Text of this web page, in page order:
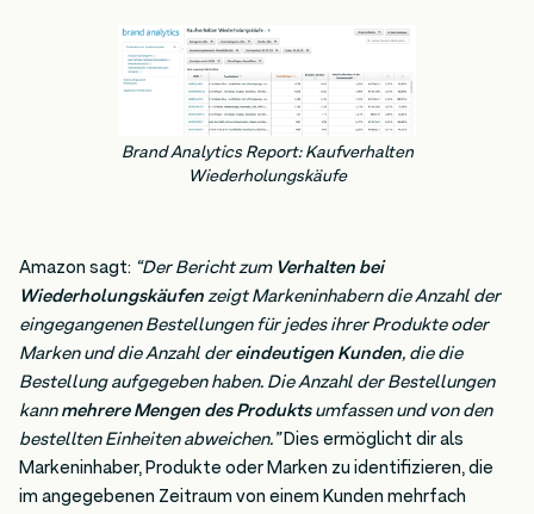
Brand Analytics Report: Kaufverhalten
Wiederholungskäufe
Amazon sagt: “Der Bericht zumVerhalten bei
Wiederholungskäufenzeigt Markeninhabern die Anzahl der
eingegangenen Bestellungen für jedes ihrer Produkte oder
Marken und die Anzahl dereindeutigen Kunden, die die
Bestellung aufgegeben haben. Die Anzahl der Bestellungen
kannmehrere Mengen des Produktsumfassen und von den
bestellten Einheiten abweichen.”Dies ermöglicht dir als
Markeninhaber, Produkte oder Marken zu identifizieren, die
im angegebenen Zeitraum von einem Kunden mehrfach